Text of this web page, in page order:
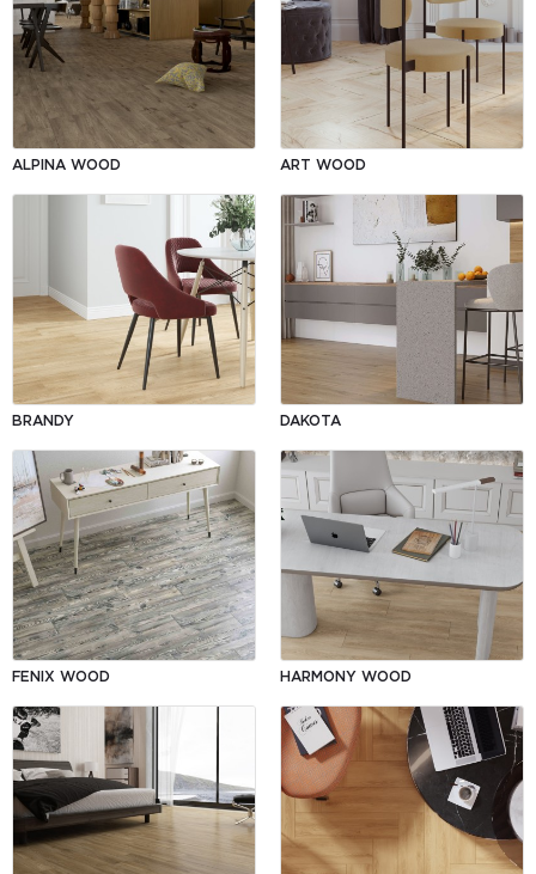
ALPINA WOOD ART WOOD
BRANDY DAKOTA
FENIX WOOD HARMONY WOOD